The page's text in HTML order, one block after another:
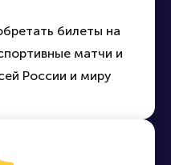
билеты на
матчи и
России и миру